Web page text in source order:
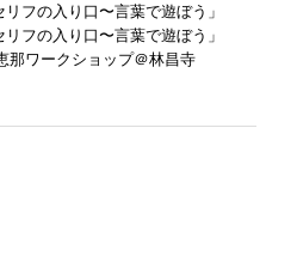
フの入り口〜言葉で遊ぼう」
フの入り口〜言葉で遊ぼう」
ワークショップ＠林昌寺